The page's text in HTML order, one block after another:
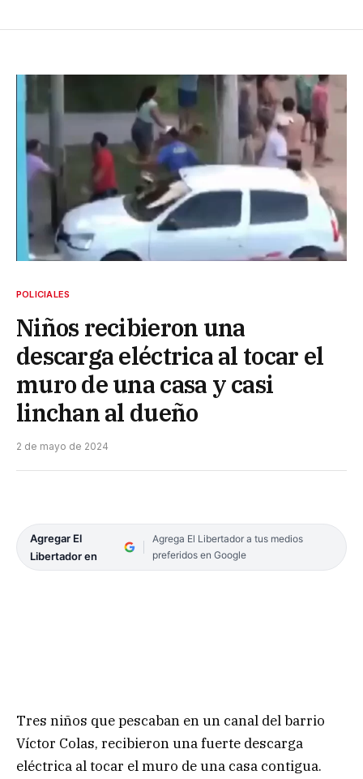
POLICIALES
Niños recibieron una
descarga eléctrica al tocar el
muro de una casa y casi
linchan al dueño
2 de mayo de 2024
Agregar El
Libertador en
Agrega El Libertador a tus medios
preferidos en Google
Tres niños que pescaban en un canal del barrio
Víctor Colas, recibieron una fuerte descarga
eléctrica al tocar el muro de una casa contigua.